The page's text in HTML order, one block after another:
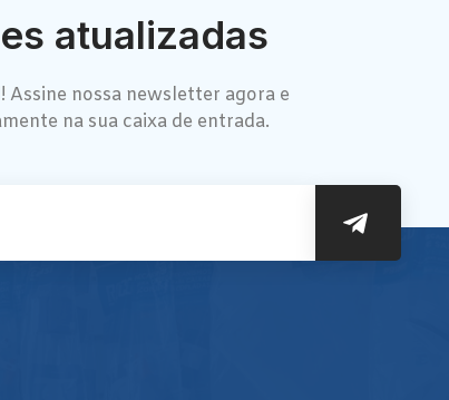
atualizadas
nossa newsletter agora e
na sua caixa de entrada.